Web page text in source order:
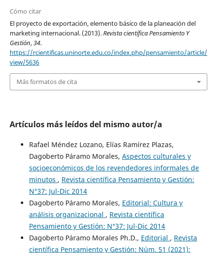
Cómo citar
El proyecto de exportación, elemento básico de la planeación del
marketing internacional. (2013).Revista científica Pensamiento Y
Gestión,34.
https://rcientificas.uninorte.edu.co/index.php/pensamiento/article/
view/5636
Más formatos de cita
Artículos más leídos del mismo autor/a
Rafael Méndez Lozano, Elías Ramírez Plazas,
Dagoberto Páramo Morales, Aspectos culturales y
socioeconómicos de los revendedores informales de
minutos , Revista científica Pensamiento y Gestión:
N°37: Jul-Dic 2014
Dagoberto Páramo Morales, Editorial: Cultura y
análisis organizacional , Revista científica
Pensamiento y Gestión: N°37: Jul-Dic 2014
Dagoberto Páramo Morales Ph.D., Editorial , Revista
científica Pensamiento y Gestión: Núm. 51 (2021):